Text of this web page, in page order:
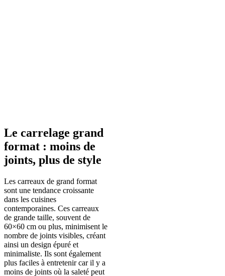
Le carrelage grand
format : moins de
joints, plus de style
Les carreaux de grand format
sont une tendance croissante
dans les cuisines
contemporaines. Ces carreaux
de grande taille, souvent de
60×60 cm ou plus, minimisent le
nombre de joints visibles, créant
ainsi un design épuré et
minimaliste. Ils sont également
plus faciles à entretenir car il y a
moins de joints où la saleté peut